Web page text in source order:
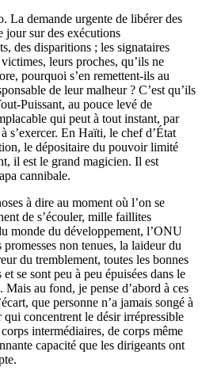
La demande urgente de libérer des
jour sur des exécutions
des disparitions ; les signataires
leurs proches, qu’ils ne
pourquoi s’en remettent-ils au
de leur malheur ? C’est qu’ils
Puissant, au pouce levé de
qui peut à tout instant, par
s’exercer. En Haïti, le chef d’État
le dépositaire du pouvoir limité
il est le grand magicien. Il est
cannibale.
à dire au moment où l’on se
de s’écouler, mille faillites
monde du développement, l’ONU
non tenues, la laideur du
du tremblement, toutes les bonnes
se sont peu à peu épuisées dans le
au fond, je pense d’abord à ces
que personne n’a jamais songé à
concentrent le désir irrépressible
intermédiaires, de corps même
capacité que les dirigeants ont